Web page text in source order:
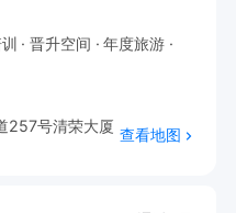
晋升空间
年度旅游
257号清荣大厦 查看地图